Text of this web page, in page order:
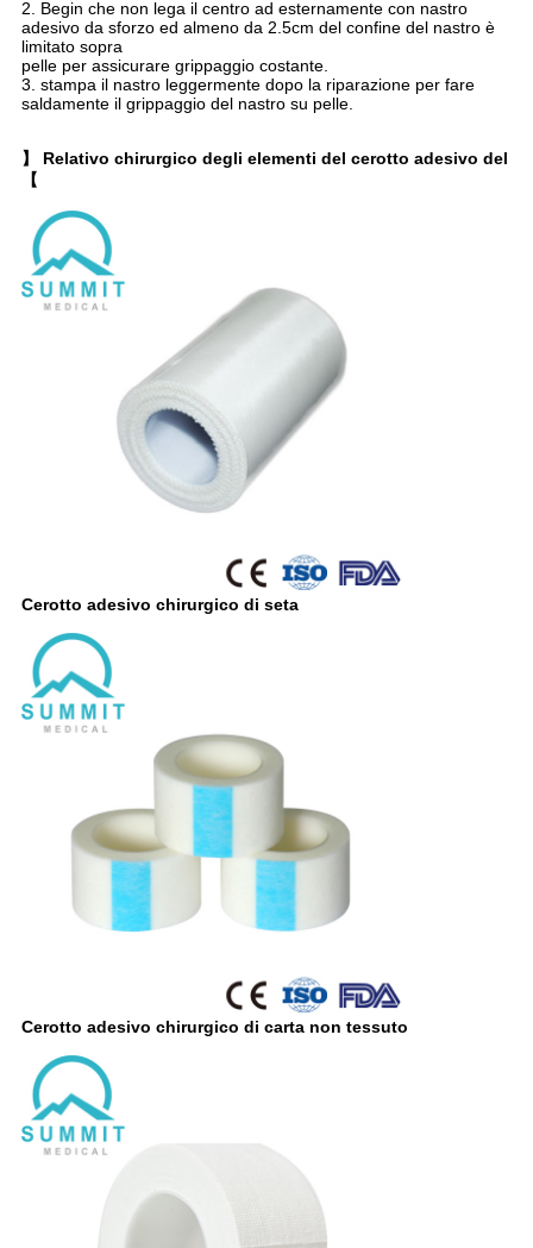
2. Begin che non lega il centro ad esternamente con nastro
adesivo da sforzo ed almeno da 2.5cm del confine del nastro è
limitato sopra
pelle per assicurare grippaggio costante.
3. stampa il nastro leggermente dopo la riparazione per fare
saldamente il grippaggio del nastro su pelle.
】 Relativo chirurgico degli elementi del cerotto adesivo del
【
Cerotto adesivo chirurgico di seta
Cerotto adesivo chirurgico di carta non tessuto